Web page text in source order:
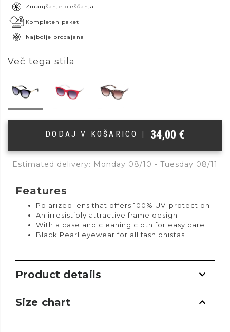
Zmanjšanje bleščanja
Kompleten paket
Najbolje prodajana
Več tega stila
DODAJ V KOŠARICO 34,00 €
Estimated delivery: Monday 08/10 - Tuesday 08/11
Features
Polarized lens that offers 100% UV-protection
An irresistibly attractive frame design
With a case and cleaning cloth for easy care
Black Pearl eyewear for all fashionistas
Product details
Size chart